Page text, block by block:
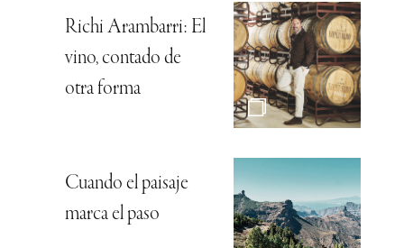
Richi Arambarri: El
vino, contado de
otra forma
Cuando el paisaje
marca el paso